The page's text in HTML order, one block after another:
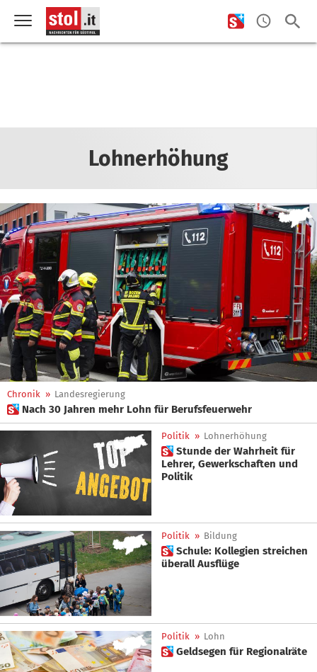
Lohnerhöhung
Chronik » Landesregierung
 Nach 30 Jahren mehr Lohn für Berufsfeuerwehr
Politik » Lohnerhöhung
 Stunde der Wahrheit für
Lehrer, Gewerkschaften und
Politik
Politik » Bildung
 Schule: Kollegien streichen
überall Ausflüge
Politik » Lohn
 Geldsegen für Regionalräte